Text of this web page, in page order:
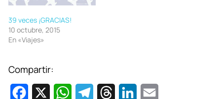
39 veces ¡GRACIAS!
10 octubre, 2015
En «Viajes»
Compartir:
W